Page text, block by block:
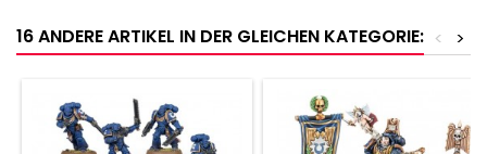
16 ANDERE ARTIKEL IN DER GLEICHEN KATEGORIE: >
<